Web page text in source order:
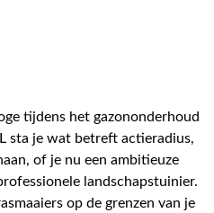
tijdens het gazononderhoud
sta je wat betreft actieradius,
of je nu een ambitieuze
landschapstuinier.
op de grenzen van je